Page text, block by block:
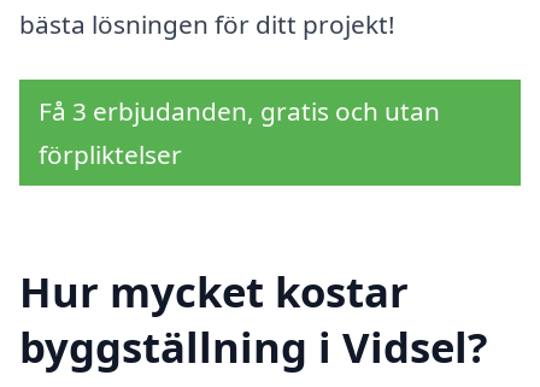
bästa lösningen för ditt projekt!
Få 3 erbjudanden, gratis och utan
förpliktelser
Hur mycket kostar
byggställning i Vidsel?